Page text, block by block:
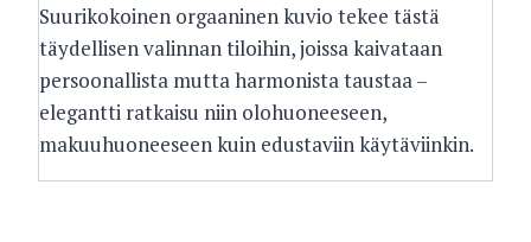
Suurikokoinen orgaaninen kuvio tekee tästä
täydellisen valinnan tiloihin, joissa kaivataan
persoonallista mutta harmonista taustaa –
elegantti ratkaisu niin olohuoneeseen,
makuuhuoneeseen kuin edustaviin käytäviinkin.